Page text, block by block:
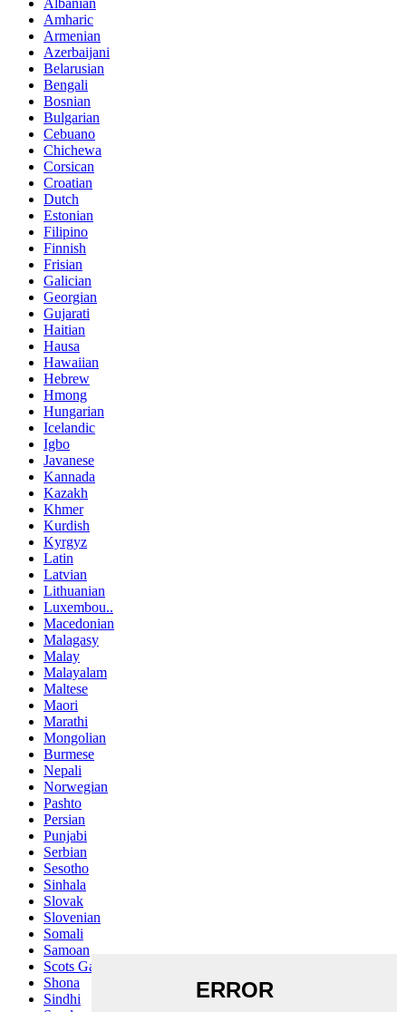
Albanian
Amharic
Armenian
Azerbaijani
Belarusian
Bengali
Bosnian
Bulgarian
Cebuano
Chichewa
Corsican
Croatian
Dutch
Estonian
Filipino
Finnish
Frisian
Galician
Georgian
Gujarati
Haitian
Hausa
Hawaiian
Hebrew
Hmong
Hungarian
Icelandic
Igbo
Javanese
Kannada
Kazakh
Khmer
Kurdish
Kyrgyz
Latin
Latvian
Lithuanian
Luxembou..
Macedonian
Malagasy
Malay
Malayalam
Maltese
Maori
Marathi
Mongolian
Burmese
Nepali
Norwegian
Pashto
Persian
Punjabi
Serbian
Sesotho
Sinhala
Slovak
Slovenian
Somali
Samoan
Scots Gaelic
Shona
Sindhi